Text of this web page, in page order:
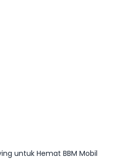
untuk Hemat BBM Mobil